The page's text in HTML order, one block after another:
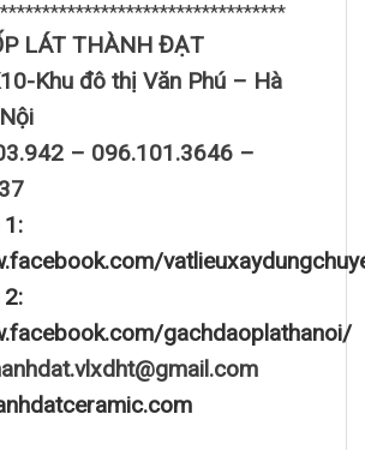
LÁT THÀNH ĐẠT
Khu đô thị Văn Phú – Hà
– 096.101.3646 –
gachdaoplathanoi/